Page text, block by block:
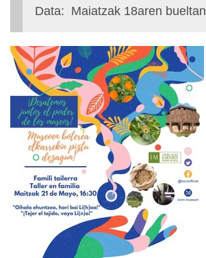
Data: Maiatzak 18aren bueltan